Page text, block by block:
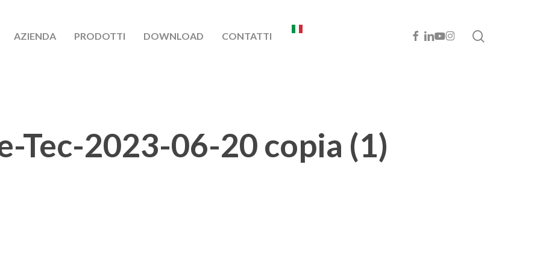
AZIENDA PRODOTTI DOWNLOAD CONTATTI FACEBOOK
LINKEDIN
YOUTUBE
INSTAGRAM
Tec-2023-06-20 copia (1)